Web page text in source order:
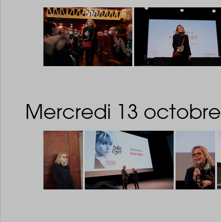
Mercredi 13 octobre